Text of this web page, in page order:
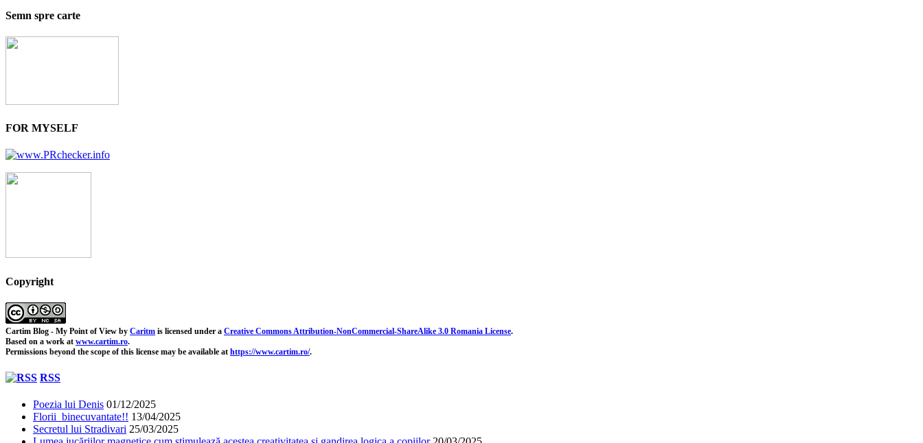
Semn spre carte
FOR MYSELF
Copyright
Cartim Blog - My Point of View by Caritm is licensed under a Creative Commons Attribution-NonCommercial-ShareAlike 3.0 Romania License.
Based on a work at www.cartim.ro.
Permissions beyond the scope of this license may be available at https://www.cartim.ro/.
RSS
Poezia lui Denis 01/12/2025
Florii binecuvantate!! 13/04/2025
Secretul lui Stradivari 25/03/2025